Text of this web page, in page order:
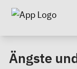
Ängste